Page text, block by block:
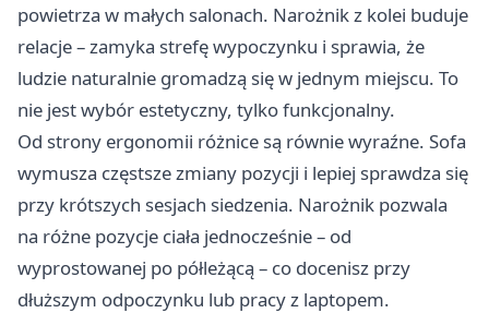
powietrza w małych salonach. Narożnik z kolei buduje
relacje – zamyka strefę wypoczynku i sprawia, że
ludzie naturalnie gromadzą się w jednym miejscu. To
nie jest wybór estetyczny, tylko funkcjonalny.
Od strony ergonomii różnice są równie wyraźne. Sofa
wymusza częstsze zmiany pozycji i lepiej sprawdza się
przy krótszych sesjach siedzenia. Narożnik pozwala
na różne pozycje ciała jednocześnie – od
wyprostowanej po półleżącą – co docenisz przy
dłuższym odpoczynku lub pracy z laptopem.